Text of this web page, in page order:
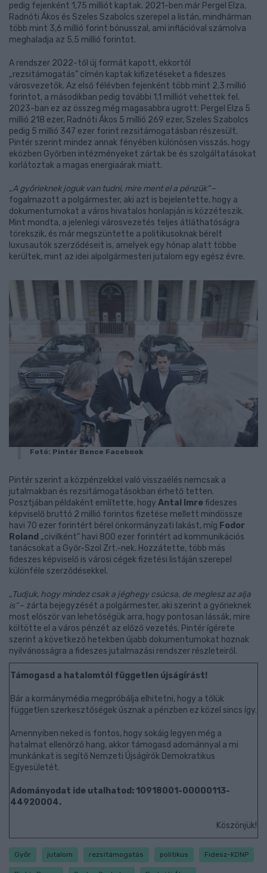
pedig fejenként 1,75 milliót kaptak. 2021-ben már Pergel Elza,
Radnóti Ákos és Szeles Szabolcs szerepel a listán, mindhárman
több mint 3,6 millió forint bónusszal, ami inflációval számolva
meghaladja az 5,5 millió forintot.
A rendszer 2022-től új formát kapott, ekkortól
„rezsitámogatás” címén kaptak kifizetéseket a fideszes
városvezetők. Az első félévben fejenként több mint 2,3 millió
forintot, a másodikban pedig további 1,1 milliót vehettek fel.
2023-ban ez az összeg még magasabbra ugrott: Pergel Elza 5
millió 218 ezer, Radnóti Ákos 5 millió 269 ezer, Szeles Szabolcs
pedig 5 millió 347 ezer forint rezsitámogatásban részesült.
Pintér szerint mindez annak fényében különösen visszás, hogy
eközben Győrben intézményeket zártak be és szolgáltatásokat
korlátoztak a magas energiaárak miatt.
„A győrieknek joguk van tudni, mire ment el a pénzük”–
fogalmazott a polgármester, aki azt is bejelentette, hogy a
dokumentumokat a város hivatalos honlapján is közzéteszik.
Mint mondta, a jelenlegi városvezetés teljes átláthatóságra
törekszik, és már megszüntette a politikusoknak bérelt
luxusautók szerződéseit is, amelyek egy hónap alatt többe
kerültek, mint az idei alpolgármesteri jutalom egy egész évre.
Fotó: Pintér Bence Facebook
Pintér szerint a közpénzekkel való visszaélés nemcsak a
jutalmakban és rezsitámogatásokban érhető tetten.
Posztjában példaként említette, hogy Antal Imrefideszes
képviselő bruttó 2 millió forintos fizetése mellett mindössze
havi 70 ezer forintért bérel önkormányzati lakást, míg Fodor
Roland „civilként” havi 800 ezer forintért ad kommunikációs
tanácsokat a Győr-Szol Zrt.-nek. Hozzátette, több más
fideszes képviselő is városi cégek fizetési listáján szerepel
különféle szerződésekkel.
„Tudjuk, hogy mindez csak a jéghegy csúcsa, de meglesz az alja
is”– zárta bejegyzését a polgármester, aki szerint a győrieknek
most először van lehetőségük arra, hogy pontosan lássák, mire
költötte el a város pénzét az előző vezetés. Pintér ígérete
szerint a következő hetekben újabb dokumentumokat hoznak
nyilvánosságra a fideszes jutalmazási rendszer részleteiről.
Támogasd a hatalomtól független újságírást!
Bár a kormánymédia megpróbálja elhitetni, hogy a tőlük
független szerkesztőségek úsznak a pénzben ez közel sincs így.
Amennyiben neked is fontos, hogy sokáig legyen még a
hatalmat ellenőrző hang, akkor támogasd adománnyal a mi
munkánkat is segítő Nemzeti Újságírók Demokratikus
Egyesületét.
Adományodat ide utalhatod: 10918001-00000113-
44920004.
Köszönjük!
Győr jutalom rezsitámogatás politikus Fidesz-KDNP